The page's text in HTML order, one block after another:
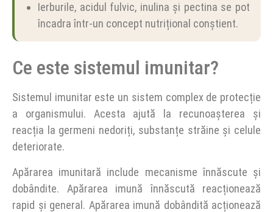
Ierburile, acidul fulvic, inulina și pectina se pot
încadra într-un concept nutrițional conștient.
Ce este sistemul imunitar?
Sistemul imunitar este un sistem complex de protecție
a organismului. Acesta ajută la recunoașterea și
reacția la germeni nedoriți, substanțe străine și celule
deteriorate.
Apărarea imunitară include mecanisme înnăscute și
dobândite. Apărarea imună înnăscută reacționează
rapid și general. Apărarea imună dobândită acționează